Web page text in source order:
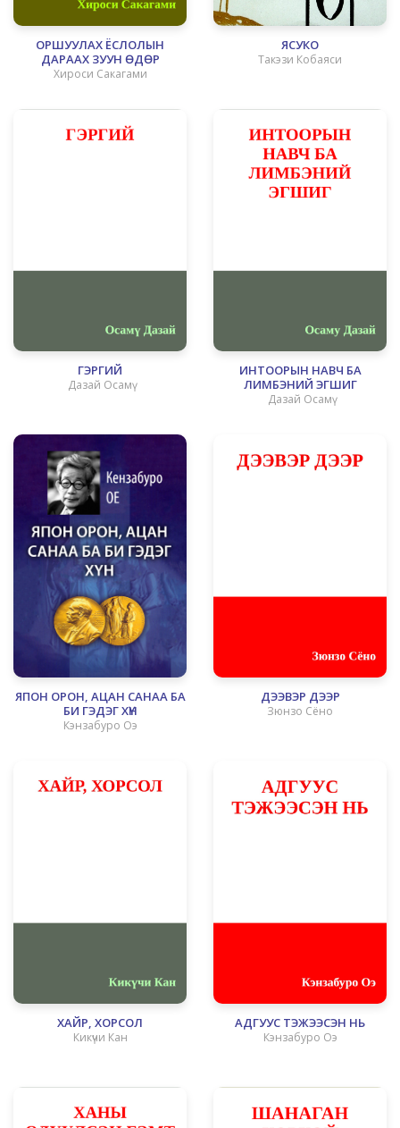
ОРШУУЛАХ ЁСЛОЛЫН
ДАРААХ ЗУУН ӨДӨР
Хироси Сакагами
ЯСУКО
Такэзи Кобаяси
ГЭРГИЙ
Дазай Осамү
ИНТООРЫН НАВЧ БА
ЛИМБЭНИЙ ЭГШИГ
Дазай Осамү
ЯПОН ОРОН, АЦАН САНАА БА
БИ ГЭДЭГ ХҮН
Кэнзабуро Оэ
ДЭЭВЭР ДЭЭР
Зюнзо Сёно
ХАЙР, ХОРСОЛ
Кикүчи Кан
АДГУУС ТЭЖЭЭСЭН НЬ
Кэнзабуро Оэ